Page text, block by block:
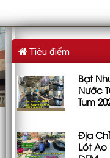
Tiêu điểm
Bạt
Nước
Tum
Địa
Lót